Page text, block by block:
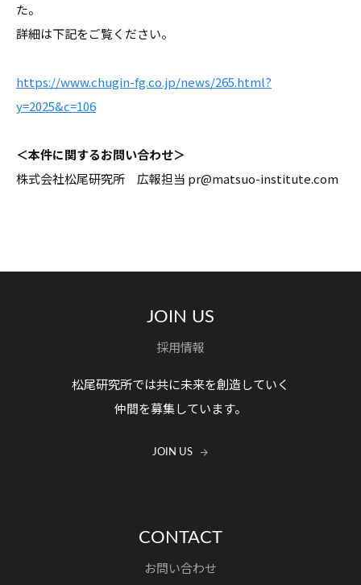
た。
詳細は下記をご覧ください。
https://www.chugin-fg.co.jp/news/265.html?
y=2025&c=106
＜本件に関するお問い合わせ＞
株式会社松尾研究所 広報担当 pr@matsuo-institute.com
JOIN US
採用情報
松尾研究所では共に未来を創造していく
仲間を募集しています。
JOIN US
CONTACT
お問い合わせ